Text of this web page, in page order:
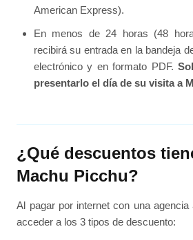
American Express).
En menos de 24 horas (48
recibirá su entrada en la bandeja
electrónico y en formato PDF.
presentarlo el día de su visita a
¿Qué descuentos
Machu Picchu?
Al pagar por internet con una
acceder a los 3 tipos de descuento: